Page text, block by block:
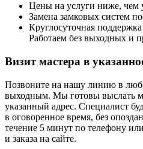
Цены на услуги ниже, чем
Замена замковых систем
Круглосуточная
Работаем без выходных и
Визит мастера в
Позвоните на нашу линию в
выходным. Мы готовы выслать
указанный адрес. Специалист
в оговоренное время, без
течение 5 минут по телефону
и заказа на сайте.